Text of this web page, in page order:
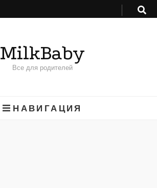
MilkBaby
Все для родителей
НАВИГАЦИЯ